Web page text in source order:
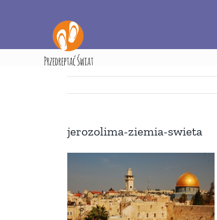
jerozolima-ziemia-swieta